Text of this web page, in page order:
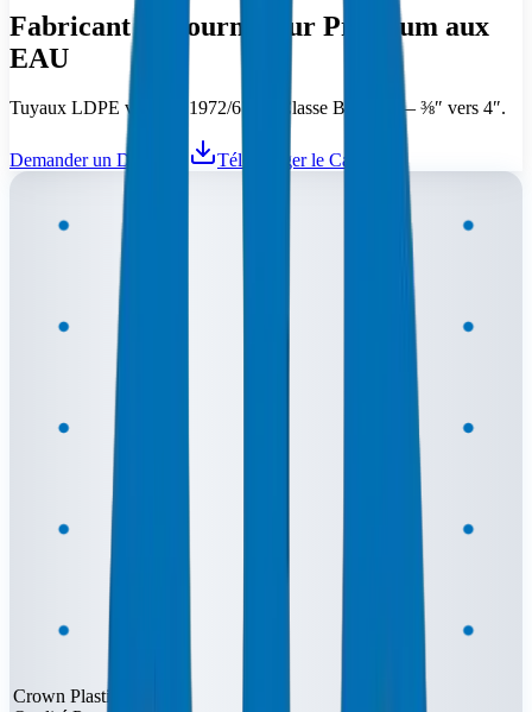
Fabricant & Fournisseur Premium aux
EAU
Tuyaux LDPE vers BS 1972/67 — Classe B, C, D — ⅜″ vers 4″.
Demander un Devis Télécharger le Catalogue
Crown Plastic Pipes